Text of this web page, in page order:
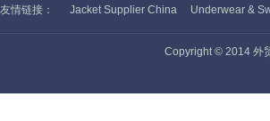
友情链接： Jacket Supplier China Underwear &
Copyright © 2014 外